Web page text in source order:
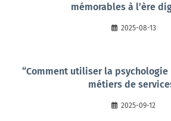
mémorables à l’ère
2025-08-13
“Comment utiliser la
métiers de
2025-09-12